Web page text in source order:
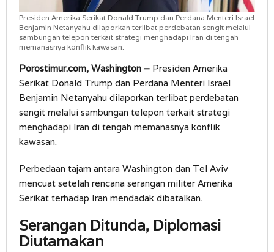
Presiden Amerika Serikat Donald Trump dan Perdana Menteri Israel
Benjamin Netanyahu dilaporkan terlibat perdebatan sengit melalui
sambungan telepon terkait strategi menghadapi Iran di tengah
memanasnya konflik kawasan.
Porostimur.com, Washington – Presiden Amerika
Serikat Donald Trump dan Perdana Menteri Israel
Benjamin Netanyahu dilaporkan terlibat perdebatan
sengit melalui sambungan telepon terkait strategi
menghadapi Iran di tengah memanasnya konflik
kawasan.
Perbedaan tajam antara Washington dan Tel Aviv
mencuat setelah rencana serangan militer Amerika
Serikat terhadap Iran mendadak dibatalkan.
Serangan Ditunda, Diplomasi
Diutamakan